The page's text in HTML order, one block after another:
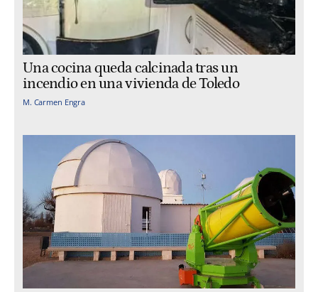
Una cocina queda calcinada tras un
incendio en una vivienda de Toledo
M. Carmen Engra